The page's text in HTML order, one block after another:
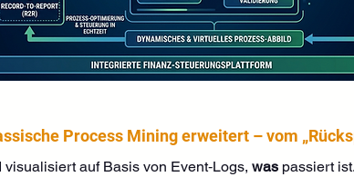
Process Mining erweitert – vom
visualisiert auf Basis von Event‑Logs, was passiert